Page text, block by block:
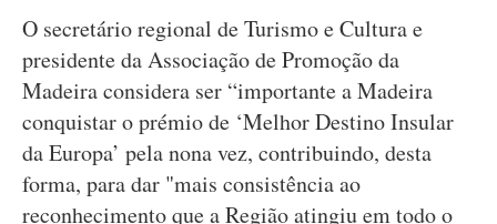
O secretário regional de Turismo e Cultura e
presidente da Associação de Promoção da
Madeira considera ser “importante a Madeira
conquistar o prémio de ‘Melhor Destino Insular
da Europa’ pela nona vez, contribuindo, desta
forma, para dar "mais consistência ao
reconhecimento que a Região atingiu em todo o